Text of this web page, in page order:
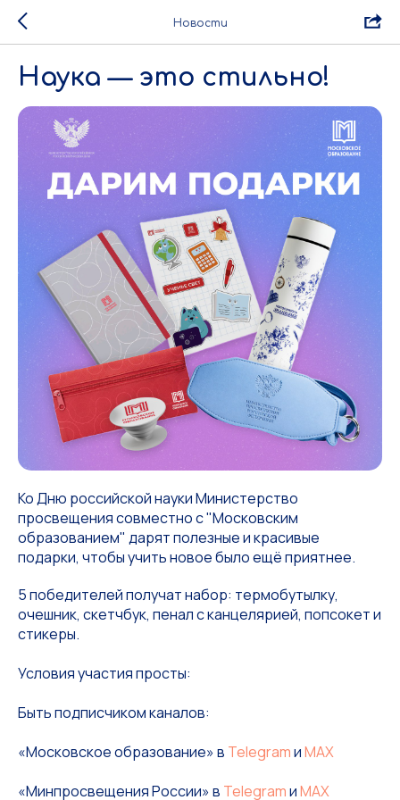
Новости
Наука — это стильно!
Ко Дню российской науки Министерство
просвещения совместно с "Московским
образованием" дарят полезные и красивые
подарки, чтобы учить новое было ещё приятнее.
5 победителей получат набор: термобутылку,
очешник, скетчбук, пенал с канцелярией, попсокет и
стикеры.
Условия участия просты:
Быть подписчиком каналов:
«Московское образование» в TelegramиMAX
«Минпросвещения России» в TelegramиMAX